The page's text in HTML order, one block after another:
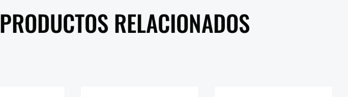
PRODUCTOS RELACIONADOS